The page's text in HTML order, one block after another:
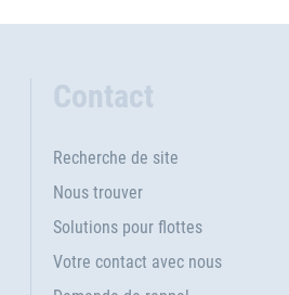
Contact
Recherche de site
Nous trouver
Solutions pour flottes
Votre contact avec nous